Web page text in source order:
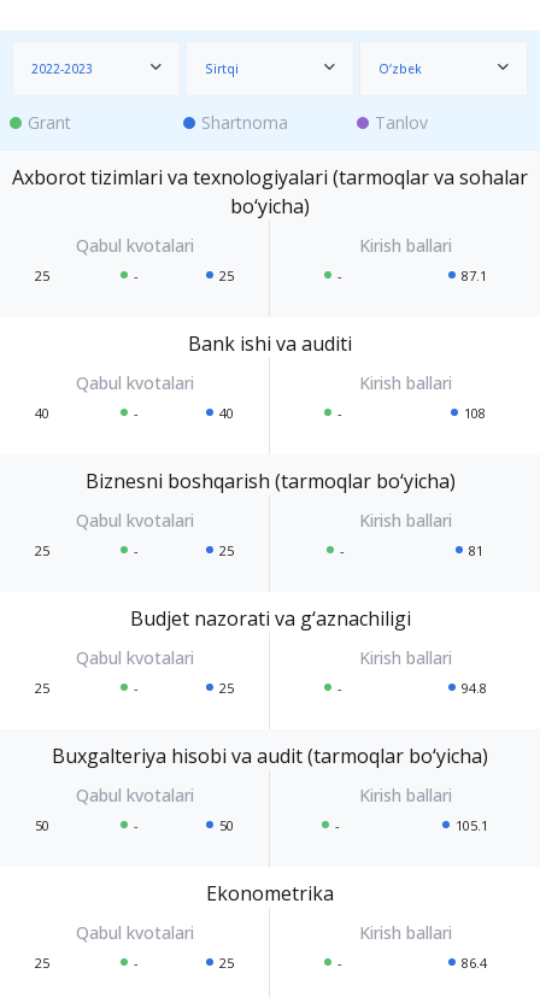
2022-2023 Sirtqi O‘zbek
Grant Shartnoma Tanlov
Axborot tizimlari va texnologiyalari (tarmoqlar va sohalar
bo‘yicha)
25 - 25 - 87.1
Bank ishi va auditi
40 - 40 - 108
Biznesni boshqarish (tarmoqlar bo‘yicha)
25 - 25 - 81
Budjet nazorati va g‘aznachiligi
25 - 25 - 94.8
Buxgalteriya hisobi va audit (tarmoqlar bo‘yicha)
50 - 50 - 105.1
Ekonometrika
25 - 25 - 86.4